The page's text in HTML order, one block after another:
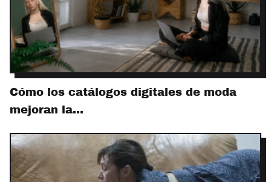
Cómo los catálogos digitales de moda
mejoran la…